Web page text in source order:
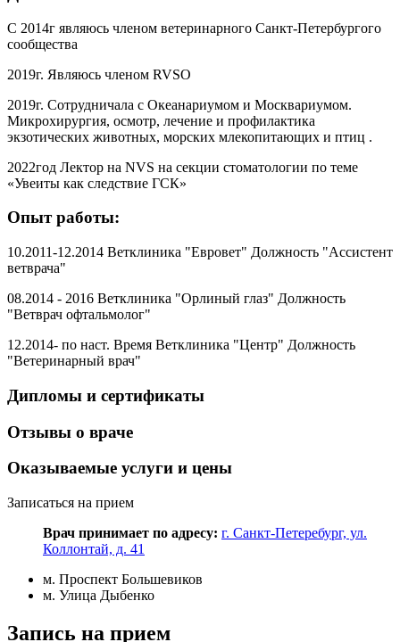
С 2014г являюсь членом ветеринарного Санкт-Петербургого
сообщества
2019г. Являюсь членом RVSO
2019г. Сотрудничала с Океанариумом и Москвариумом.
Микрохирургия, осмотр, лечение и профилактика
экзотических животных, морских млекопитающих и птиц .
2022год Лектор на NVS на секции стоматологии по теме
«Увеиты как следствие ГСК»
Опыт работы:
10.2011-12.2014 Ветклиника "Евровет" Должность "Ассистент
ветврача"
08.2014 - 2016 Ветклиника "Орлиный глаз" Должность
"Ветврач офтальмолог"
12.2014- по наст. Время Ветклиника "Центр" Должность
"Ветеринарный врач"
Дипломы и сертификаты
Отзывы о враче
Оказываемые услуги и цены
Записаться на прием
Врач принимает по адресу: г. Санкт-Петеребург, ул.
Коллонтай, д. 41
м. Проспект Большевиков
м. Улица Дыбенко
Запись на прием